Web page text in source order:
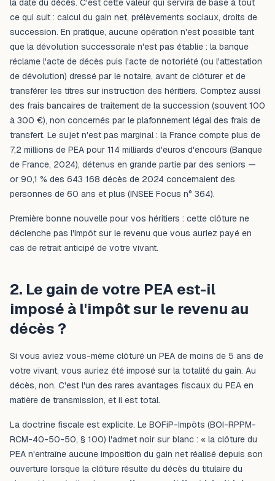
ce qui suit : calcul du gain net, prélèvements sociaux, droits de
succession. En pratique, aucune opération n'est possible tant
que la dévolution successorale n'est pas établie : la banque
réclame l'acte de décès puis l'acte de notoriété (ou l'attestation
de dévolution) dressé par le notaire, avant de clôturer et de
transférer les titres sur instruction des héritiers. Comptez aussi
des frais bancaires de traitement de la succession (souvent 100
à 300 €), non concernés par le plafonnement légal des frais de
transfert. Le sujet n'est pas marginal : la France compte plus de
7,2 millions de PEA pour 114 milliards d'euros d'encours (Banque
de France, 2024), détenus en grande partie par des seniors —
or 90,1 % des 643 168 décès de 2024 concernaient des
personnes de 60 ans et plus (INSEE Focus n° 364).
Première bonne nouvelle pour vos héritiers : cette clôture ne
déclenche pas l'impôt sur le revenu que vous auriez payé en
cas de retrait anticipé de votre vivant.
2. Le gain de votre PEA est-il
imposé à l'impôt sur le revenu au
décès ?
Si vous aviez vous-même clôturé un PEA de moins de 5 ans de
votre vivant, vous auriez été imposé sur la totalité du gain. Au
décès, non. C'est l'un des rares avantages fiscaux du PEA en
matière de transmission, et il est total.
La doctrine fiscale est explicite. Le BOFiP-Impôts (BOI-RPPM-
RCM-40-50-50, § 100) l'admet noir sur blanc : « la clôture du
PEA n'entraîne aucune imposition du gain net réalisé depuis son
ouverture lorsque la clôture résulte du décès du titulaire du